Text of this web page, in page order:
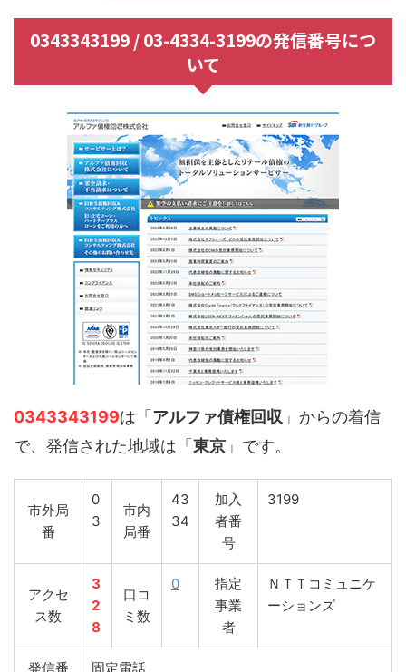
0343343199 / 03-4334-3199の発信番号につ
いて
0343343199は「 アルファ債権回収 」からの着信
で、発信された地域は「 東京 」です。
市外局
番
0
3
市内
局番
43
34
加入
者番
号
3199
アクセ
ス数
3
2
8
口コ
ミ数
0
指定
事業
者
ＮＴＴコミュニケ
ーションズ
発信番 固定電話